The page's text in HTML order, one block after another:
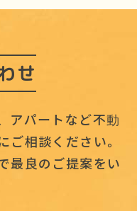
せ
アパートなど不動
ご相談ください。
最良のご提案をい